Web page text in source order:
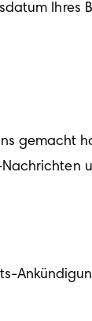
Ihres
gemacht